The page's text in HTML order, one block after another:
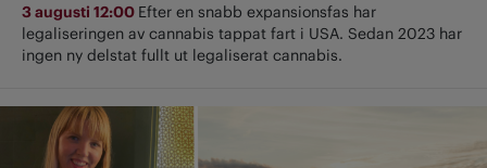
3 augusti 12:00 Efter en snabb expansionsfas har
legaliseringen av cannabis tappat fart i USA. Sedan 2023 har
ingen ny delstat fullt ut ­legaliserat cannabis.